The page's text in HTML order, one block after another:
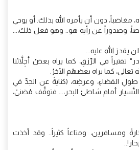
مغاضباً، دون أن يأمره الله بذلك. أو يوحي
وصدوراً عن رأيه هو.. وهو فعل ذلك،...
الله عليه...
تقتيراً في الرِّزقِ، كما يراه بعضُ أجِلاَّئنا
تعالى، كما يراه بعضهُم الآخرُ.
الفضاءِ، وعرضِه، (كنايةً عن الجدِّ في
أمام شاطئ البحر،... فتوقَّف مُضنىً،
ومسافرين، ومتاعاً كثيراً.. وقد أخذت